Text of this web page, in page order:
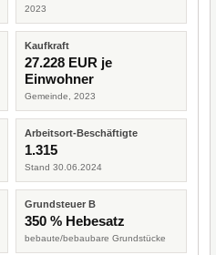
2023
Kaufkraft
27.228 EUR je
Einwohner
Gemeinde, 2023
Arbeitsort-Beschäftigte
1.315
Stand 30.06.2024
Grundsteuer B
350 % Hebesatz
bebaute/bebaubare Grundstücke